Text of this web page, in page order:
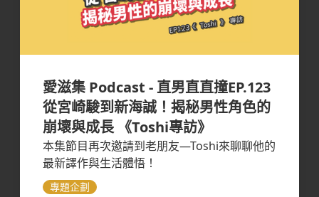
愛滋集 Podcast - 直男直直撞EP.123
從宮崎駿到新海誠！揭秘男性角色的
崩壞與成長 《Toshi專訪》
本集節目再次邀請到老朋友—Toshi來聊聊他的
最新譯作與生活體悟！
專題企劃